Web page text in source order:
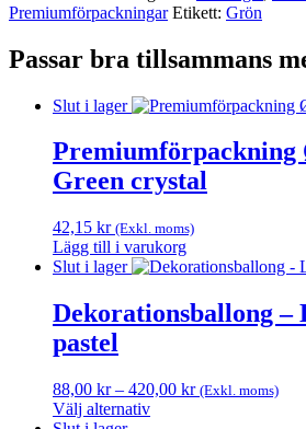
Premium­förpackningar Etikett: Grön
Passar bra tillsammans
Slut i lager
Premiumförpackning
Green crystal
42,15 kr (Exkl. moms)
Lägg till i varukorg
Slut i lager
Dekorationsballong –
pastel
88,00 kr – 420,00 krPrisintervall:
(Exkl. moms)
Välj alternativ